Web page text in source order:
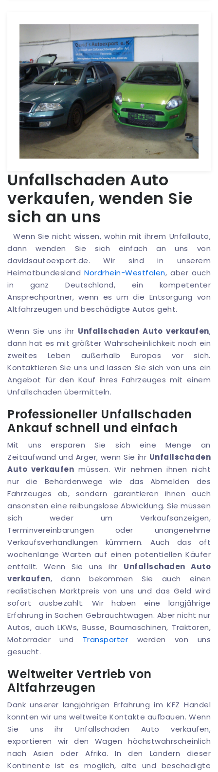
Unfallschaden Auto
verkaufen, wenden Sie
sich an uns
Wenn Sie nicht wissen, wohin mit ihrem Unfallauto,
dann wenden Sie sich einfach an uns von
davidsautoexport.de. Wir sind in unserem
Heimatbundesland Nordrhein-Westfalen, aber auch
in ganz Deutschland, ein kompetenter
Ansprechpartner, wenn es um die Entsorgung von
Altfahrzeugen und beschädigte Autos geht.
Wenn Sie uns ihr Unfallschaden Auto verkaufen,
dann hat es mit größter Wahrscheinlichkeit noch ein
zweites Leben außerhalb Europas vor sich.
Kontaktieren Sie uns und lassen Sie sich von uns ein
Angebot für den Kauf ihres Fahrzeuges mit einem
Unfallschaden übermitteln.
Professioneller Unfallschaden
Ankauf schnell und einfach
Mit uns ersparen Sie sich eine Menge an
Zeitaufwand und Ärger, wenn Sie ihr Unfallschaden
Auto verkaufen müssen. Wir nehmen ihnen nicht
nur die Behördenwege wie das Abmelden des
Fahrzeuges ab, sondern garantieren ihnen auch
ansonsten eine reibungslose Abwicklung. Sie müssen
sich weder um Verkaufsanzeigen,
Terminvereinbarungen oder unangenehme
Verkaufsverhandlungen kümmern. Auch das oft
wochenlange Warten auf einen potentiellen Käufer
entfällt. Wenn Sie uns ihr Unfallschaden Auto
verkaufen, dann bekommen Sie auch einen
realistischen Marktpreis von uns und das Geld wird
sofort ausbezahlt. Wir haben eine langjährige
Erfahrung in Sachen Gebrauchtwagen. Aber nicht nur
Autos, auch LKWs, Busse, Baumaschinen, Traktoren,
Motorräder und Transporter werden von uns
gesucht.
Weltweiter Vertrieb von
Altfahrzeugen
Dank unserer langjährigen Erfahrung im KFZ Handel
konnten wir uns weltweite Kontakte aufbauen. Wenn
Sie uns ihr Unfallschaden Auto verkaufen,
exportieren wir den Wagen höchstwahrscheinlich
nach Asien oder Afrika. In den Ländern dieser
Kontinente ist es möglich, alte und beschädigte